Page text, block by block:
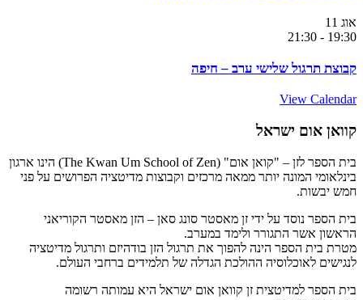
אוג 11
19:30
-
21:30
קבוצת תרגול שלישי ערב – חיפה
View Calendar
קוואן אום ישראל
בית הספר לזן – "קואן אום" (The Kwan Um School of Zen) הינו ארגון
בינלאומי המונה יותר ממאה מרכזים וקבוצות מדיטציה הפרושים על פני
חמש יבשות.
בית הספר נוסד על ידי זן מאסטר סונג סאן – הזן מאסטר הקוריאני
הראשון אשר התגורר ולימד במערב.
מטרת בית הספר הינה להפוך את תרגול הזן בודהיזם ותרגול מדיטציה
לנגישים לאוכלוסיה ההולכת הגדלה של תלמידים ברחבי העולם.
בית הספר למדיטצית זן קוואן אום ישראל היא עמותה רשומה